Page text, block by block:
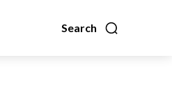
Search